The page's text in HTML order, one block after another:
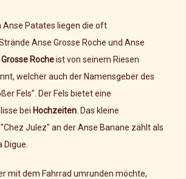
Anse Patates liegen die oft
Anse Grosse Roche und Anse
Rocheist von seinem Riesen
welcher auch der Namensgeber des
Fels". Der Fels bietet eine
bei Hochzeiten . Das kleine
Julez" an der Anse Banane zählt als
mit dem Fahrrad umrunden möchte,